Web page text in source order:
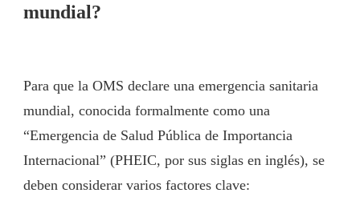
mundial?
Para que la OMS declare una emergencia sanitaria
mundial, conocida formalmente como una
“Emergencia de Salud Pública de Importancia
Internacional” (PHEIC, por sus siglas en inglés), se
deben considerar varios factores clave: